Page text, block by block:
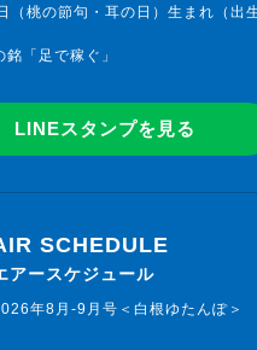
（桃の節句・耳の日）生まれ（出
銘「足で稼ぐ」
LINEスタンプを見る
SCHEDULE
アースケジュール
年8月-9月号＜白根ゆたんぽ＞